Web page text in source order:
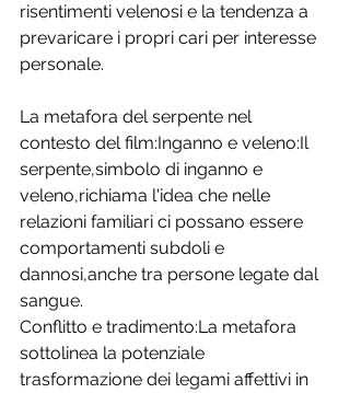
risentimenti velenosi e la tendenza a
prevaricare i propri cari per interesse
personale.
La metafora del serpente nel
contesto del film:Inganno e veleno:Il
serpente,simbolo di inganno e
veleno,richiama l'idea che nelle
relazioni familiari ci possano essere
comportamenti subdoli e
dannosi,anche tra persone legate dal
sangue.
Conflitto e tradimento:La metafora
sottolinea la potenziale
trasformazione dei legami affettivi in